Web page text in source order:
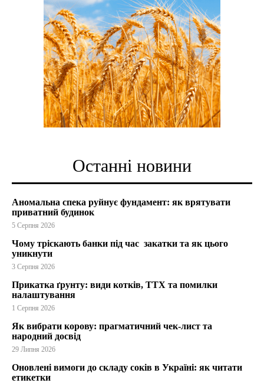
Останні новини
Аномальна спека руйнує фундамент: як врятувати
приватний будинок
5 Серпня 2026
Чому тріскають банки під час закатки та як цього
уникнути
3 Серпня 2026
Прикатка ґрунту: види котків, ТТХ та помилки
налаштування
1 Серпня 2026
Як вибрати корову: прагматичний чек-лист та
народний досвід
29 Липня 2026
Оновлені вимоги до складу соків в Україні: як читати
етикетки